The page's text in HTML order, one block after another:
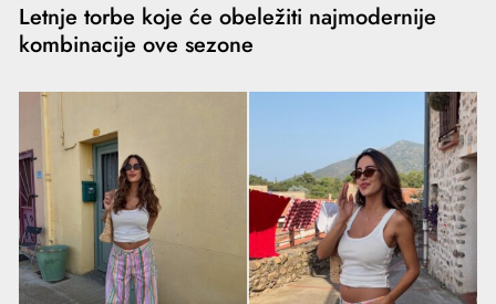
Letnje torbe koje će obeležiti najmodernije
kombinacije ove sezone